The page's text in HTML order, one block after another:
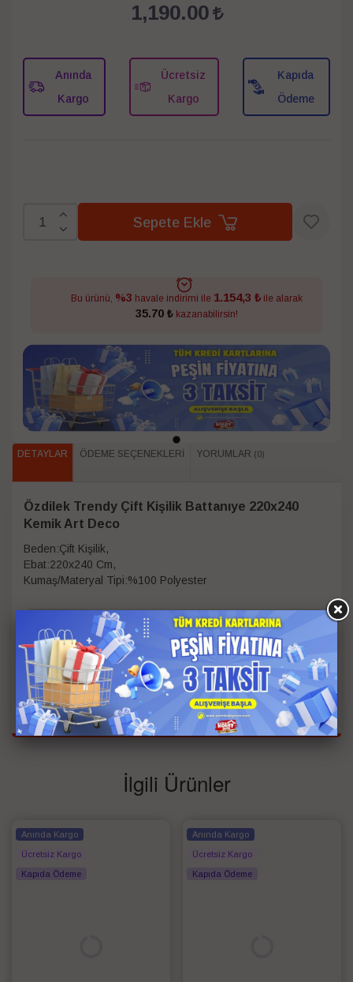
1,190.00
Anında
Kargo
Ücretsiz
Kargo
Kapıda
Ödeme
Sepete Ekle
Bu ürünü, %3 havale indirimi ile 1.154,3 ₺ile alarak
35.70 ₺kazanabilirsin!
DETAYLAR ÖDEME SEÇENEKLERI YORUMLAR (0)
Özdilek Trendy Çift Kişilik Battanıye 220x240
Kemik Art Deco
Beden:Çift Kişilik,
Ebat:220x240 Cm,
Kumaş/Materyal Tipi:%100 Polyester
Tipi
Çift Kişilik
Ebat
Bilgisi
220*240
Renk Beyaz
İlgili Ürünler
Anında Kargo
Ücretsiz Kargo
Kapıda Ödeme
Anında Kargo
Ücretsiz Kargo
Kapıda Ödeme